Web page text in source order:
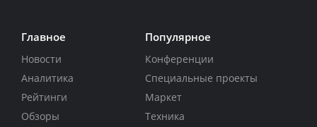
Главное
Новости
Аналитика
Рейтинги
Обзоры
Популярное
Конференции
Специальные проекты
Маркет
Техника